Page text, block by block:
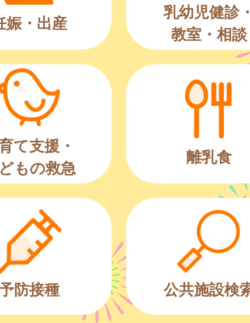
娠・出産
乳幼児健診
教室・相談
て支援・
もの救急
離乳食
防接種 公共施設検